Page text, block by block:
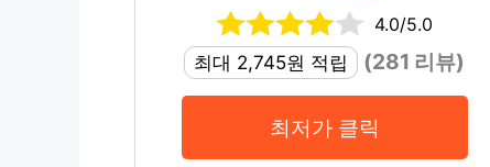
4.0/5.0
최대 2,745원 적립
(281 리뷰)
최저가 클릭